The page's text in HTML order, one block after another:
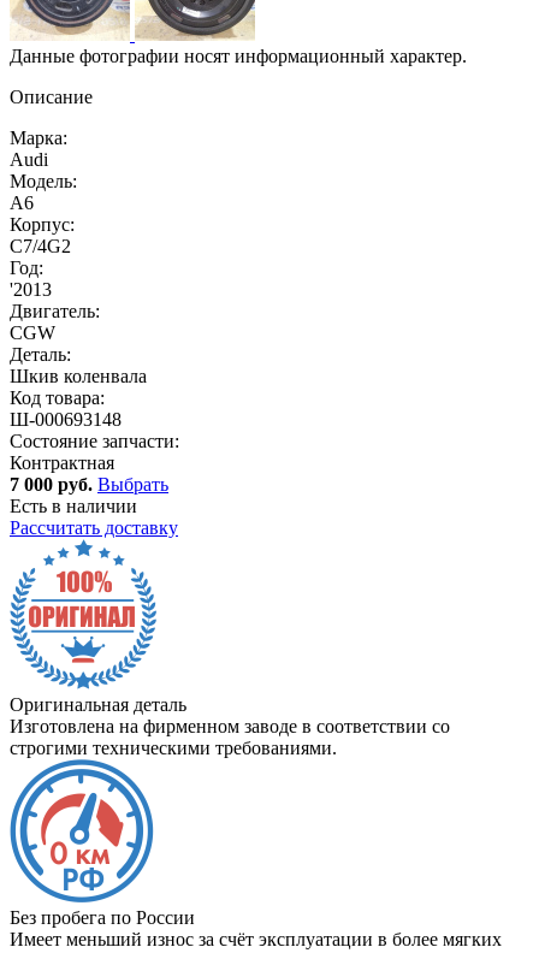
Данные фотографии носят информационный характер.
Описание
Марка:
Audi
Модель:
A6
Корпус:
C7/4G2
Год:
'2013
Двигатель:
CGW
Деталь:
Шкив коленвала
Код товара:
Ш-000693148
Состояние запчасти:
Контрактная
7 000 руб. Выбрать
Есть в наличии
Рассчитать доставку
Оригинальная деталь
Изготовлена на фирменном заводе в соответствии со
строгими техническими требованиями.
Без пробега по России
Имеет меньший износ за счёт эксплуатации в более мягких